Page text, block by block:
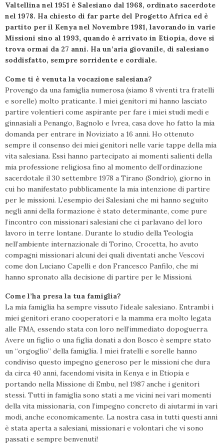
Valtellina nel 1951 è Salesiano dal 1968, ordinato sacerdote
nel 1978. Ha chiesto di far parte del Progetto Africa ed è
partito per il Kenya nel Novembre 1981, lavorando in varie
Missioni sino al 1993, quando è arrivato in Etiopia, dove si
trova ormai da 27 anni. Ha un’aria giovanile, di salesiano
soddisfatto, sempre sorridente e cordiale.
Come ti è venuta la vocazione salesiana?
Provengo da una famiglia numerosa (siamo 8 viventi tra fratelli
e sorelle) molto praticante. I miei genitori mi hanno lasciato
partire volentieri come aspirante per fare i miei studi medi e
ginnasiali a Penango, Bagnolo e Ivrea, casa dove ho fatto la mia
domanda per entrare in Noviziato a 16 anni. Ho ottenuto
sempre il consenso dei miei genitori nelle varie tappe della mia
vita salesiana. Essi hanno partecipato ai momenti salienti della
mia professione religiosa fino al momento dell’ordinazione
sacerdotale il 30 settembre 1978 a Tirano (Sondrio), giorno in
cui ho manifestato pubblicamente la mia intenzione di partire
per le missioni. L’esempio dei Salesiani che mi hanno seguito
negli anni della formazione è stato determinante, come pure
l’incontro con missionari salesiani che ci parlavano del loro
lavoro in terre lontane. Durante lo studio della Teologia
nell’ambiente internazionale di Torino, Crocetta, ho avuto
compagni missionari alcuni dei quali diventati anche Vescovi
come don Luciano Capelli e don Francesco Panfilo, che mi
hanno spronato alla decisione di partire per le Missioni.
Come l’ha presa la tua famiglia?
La mia famiglia ha sempre vissuto l’ideale salesiano. Entrambi i
miei genitori erano cooperatori e la mamma era molto legata
alle FMA, essendo stata con loro nell’immediato dopoguerra.
Avere un figlio o una figlia donati a don Bosco è sempre stato
un “orgoglio” della famiglia. I miei fratelli e sorelle hanno
condiviso questo impegno generoso per le missioni che dura
da circa 40 anni, facendomi visita in Kenya e in Etiopia e
portando nella Missione di Embu, nel 1987 anche i genitori
stessi. Tutti in famiglia sono stati a me vicini nei vari momenti
della vita missionaria, con l’impegno concreto di aiutarmi in vari
modi, anche economicamente. La nostra casa in tutti questi anni
è stata aperta a salesiani, missionari e volontari che vi sono
passati e sempre benvenuti!